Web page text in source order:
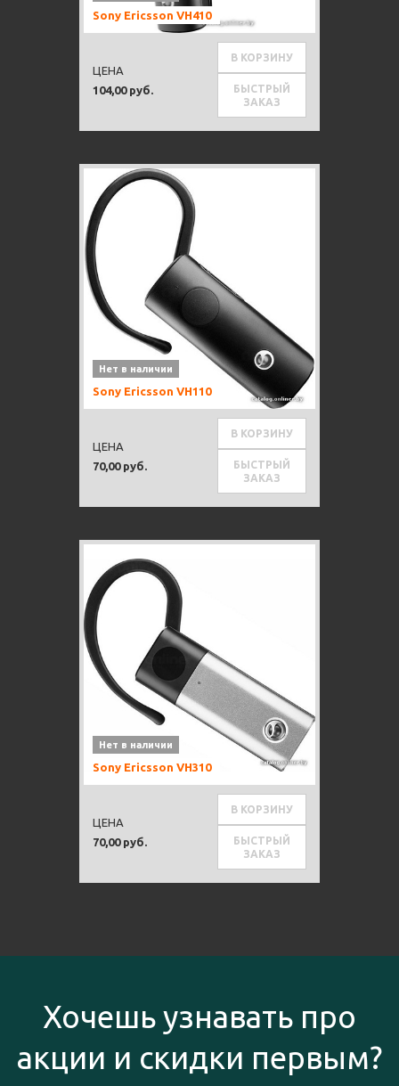
Sony Ericsson VH410
104,00 руб.
ЦЕНА
В КОРЗИНУ
БЫСТРЫЙ
ЗАКАЗ
Нет в наличии
Sony Ericsson VH110
70,00 руб.
ЦЕНА
В КОРЗИНУ
БЫСТРЫЙ
ЗАКАЗ
Нет в наличии
Sony Ericsson VH310
70,00 руб.
ЦЕНА
В КОРЗИНУ
БЫСТРЫЙ
ЗАКАЗ
Хочешь узнавать про
акции и скидки первым?